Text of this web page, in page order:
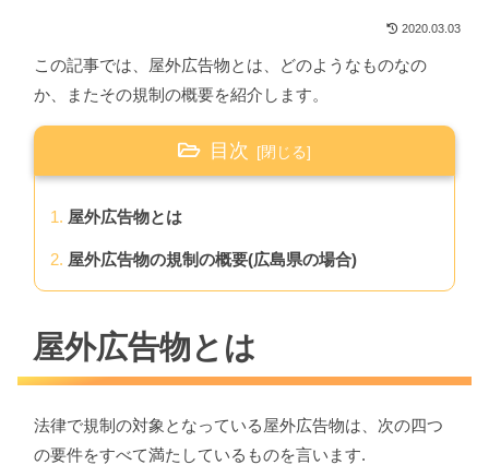
2020.03.03
この記事では、屋外広告物とは、どのようなものなの
か、またその規制の概要を紹介します。
目次
屋外広告物とは
屋外広告物の規制の概要(広島県の場合)
屋外広告物とは
法律で規制の対象となっている屋外広告物は、次の四つ
の要件をすべて満たしているものを言います.